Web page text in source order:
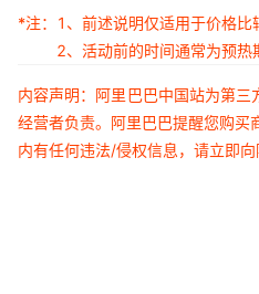
*注：
1、前述说明仅适用于价格比
2、活动前的时间通常为预热
内容声明：阿里巴巴中国站为第
经营者负责。阿里巴巴提醒您购
内有任何违法/侵权信息，请立即向